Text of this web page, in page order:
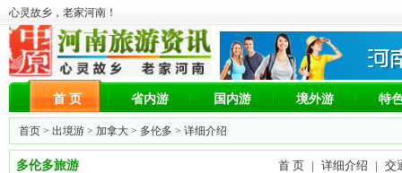
心灵故乡，老家河南！
首 页 省内游 国内游 境外游 特
首页 > 出境游 > 加拿大 > 多伦多 > 详细介绍
多伦多旅游 首 页 | 详细介绍 | 交